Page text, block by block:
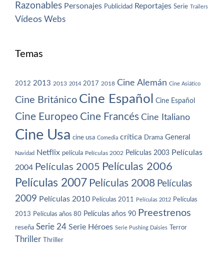
Razonables Personajes Publicidad Reportajes Serie Trailers
Vídeos Webs
Temas
2012 2013 2013 2014 2017 2018 Cine Alemán Cine Asiático
Cine Británico Cine Español Cine Español
Cine Europeo Cine Francés Cine Italiano
Cine Usa cine usa Comedia crítica Drama General
Navidad Netflix película Películas 2002 Películas 2003 Películas
2004 Películas 2005 Películas 2006
Películas 2007 Películas 2008 Películas
2009 Películas 2010 Películas 2011 Películas 2012 Películas
2013 Películas años 80 Películas años 90 Preestrenos
reseña Serie 24 Serie Héroes Serie Pushing Daisies Terror
Thriller Thriller